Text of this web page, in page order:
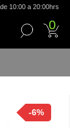
10:00 a 20:00hrs
0
-6%